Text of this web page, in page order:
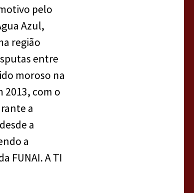
pelo
Azul,
região
entre
moroso na
com o
a
a
a
FUNAI. A TI